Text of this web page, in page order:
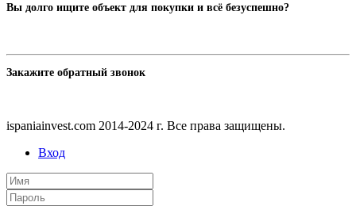
Вы долго ищите объект для покупки и всё безуспешно?
Закажите обратный звонок
ispaniainvest.com 2014-2024 г. Все права защищены.
Вход